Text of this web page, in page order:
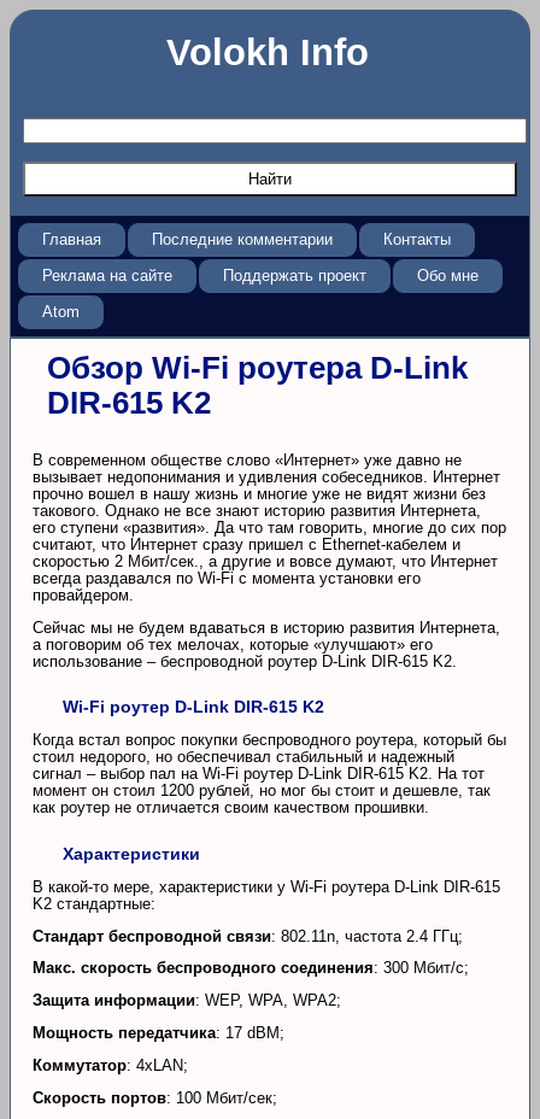
Volokh Info
Главная Последние комментарии
Контакты
Реклама на сайте
Поддержать проект
Обо мне
Atom
Обзор Wi-Fi роутера D-Link
DIR-615 K2
В современном обществе слово «Интернет» уже давно не
вызывает недопонимания и удивления собеседников. Интернет
прочно вошел в нашу жизнь и многие уже не видят жизни без
такового. Однако не все знают историю развития Интернета,
его ступени «развития». Да что там говорить, многие до сих пор
считают, что Интернет сразу пришел с Ethernet-кабелем и
скоростью 2 Мбит/сек., а другие и вовсе думают, что Интернет
всегда раздавался по Wi-Fi с момента установки его
провайдером.
Сейчас мы не будем вдаваться в историю развития Интернета,
а поговорим об тех мелочах, которые «улучшают» его
использование – беспроводной роутер D-Link DIR-615 K2.
Wi-Fi роутер D-Link DIR-615 K2
Когда встал вопрос покупки беспроводного роутера, который бы
стоил недорого, но обеспечивал стабильный и надежный
сигнал – выбор пал на Wi-Fi роутер D-Link DIR-615 K2. На тот
момент он стоил 1200 рублей, но мог бы стоит и дешевле, так
как роутер не отличается своим качеством прошивки.
Характеристики
В какой-то мере, характеристики у Wi-Fi роутера D-Link DIR-615
K2 стандартные:
Стандарт беспроводной связи: 802.11n, частота 2.4 ГГц;
Макс. скорость беспроводного соединения: 300 Мбит/с;
Защита информации: WEP, WPA, WPA2;
Мощность передатчика: 17 dBM;
Коммутатор: 4xLAN;
Скорость портов: 100 Мбит/сек;